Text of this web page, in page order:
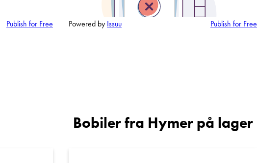
Publish for Free Powered by Issuu Publish for Free
Bobiler fra Hymer på lager